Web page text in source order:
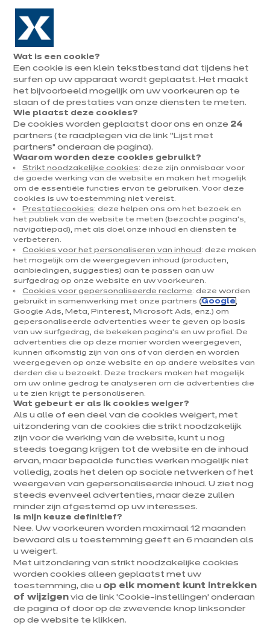
Naar de navigatie gaan
Naar de hoofdinhoud gaan
Menu
openen
winkels
Afspraak
maken
Gepubliceerd op 05 maart 2026
Pantone 2026 "Cloud
Dancer": wanneer de
keuken zich in licht
hult
Elk jaar kiest Pantone een kleur die zijn stempel
drukt op design, mode en interieurinrichting. Voor
2026 is dat Cloud Dancer — een delicaat, luchtig wit
dat de toon zet. Wat als jouw keuken de volgende is
die al dat licht opvangt?
Wat is Cloud Dancer precies?
Pantone publiceert elk jaar een referentiekleur die de
wereldwijde interieurtrends beïnvloedt. Voor 2026 viel
Wat is een cookie?
Een cookie is een klein tekstbestand dat tijdens het
surfen op uw apparaat wordt geplaatst. Het maakt
het bijvoorbeeld mogelijk om uw voorkeuren op te
slaan of de prestaties van onze diensten te meten.
Wie plaatst deze cookies?
De cookies worden geplaatst door ons en onze 24
partners (te raadplegen via de link “Lijst met
partners” onderaan de pagina).
Waarom worden deze cookies gebruikt?
Strikt noodzakelijke cookies: deze zijn onmisbaar voor
de goede werking van de website en maken het mogelijk
om de essentiële functies ervan te gebruiken. Voor deze
cookies is uw toestemming niet vereist.
Prestatiecookies: deze helpen ons om het bezoek en
het publiek van de website te meten (bezochte pagina's,
navigatiepad), met als doel onze inhoud en diensten te
verbeteren.
Cookies voor het personaliseren van inhoud : deze maken
het mogelijk om de weergegeven inhoud (producten,
aanbiedingen, suggesties) aan te passen aan uw
surfgedrag op onze website en uw voorkeuren.
Cookies voor gepersonaliseerde reclame: deze worden
gebruikt in samenwerking met onze partners (Google,
Google Ads, Meta, Pinterest, Microsoft Ads, enz.) om
gepersonaliseerde advertenties weer te geven op basis
van uw surfgedrag, de bekeken pagina's en uw profiel. De
advertenties die op deze manier worden weergegeven,
kunnen afkomstig zijn van ons of van derden en worden
weergegeven op onze website en op andere websites van
derden die u bezoekt. Deze trackers maken het mogelijk
om uw online gedrag te analyseren om de advertenties die
u te zien krijgt te personaliseren.
Wat gebeurt er als ik cookies weiger?
Als u alle of een deel van de cookies weigert, met
uitzondering van de cookies die strikt noodzakelijk
zijn voor de werking van de website, kunt u nog
steeds toegang krijgen tot de website en de inhoud
ervan, maar bepaalde functies werken mogelijk niet
volledig, zoals het delen op sociale netwerken of het
weergeven van gepersonaliseerde inhoud. U ziet nog
steeds evenveel advertenties, maar deze zullen
minder zijn afgestemd op uw interesses.
Is mijn keuze definitief?
Nee. Uw voorkeuren worden maximaal 12 maanden
bewaard als u toestemming geeft en 6 maanden als
u weigert.
Met uitzondering van strikt noodzakelijke cookies
worden cookies alleen geplaatst met uw
toestemming, die u op elk moment kunt intrekken
of wijzigen via de link ‘Cookie-instellingen’ onderaan
de pagina of door op de zwevende knop linksonder
op de website te klikken.